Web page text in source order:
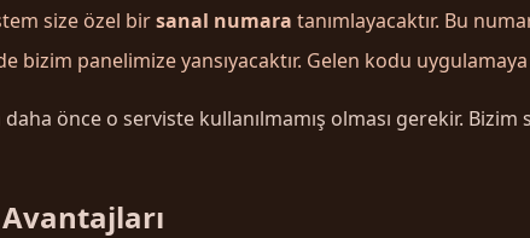
size özel birsanal numara tanımlayacaktır. Bu
bizim panelimize yansıyacaktır. Gelen kodu
önce o serviste kullanılmamış olması gerekir.